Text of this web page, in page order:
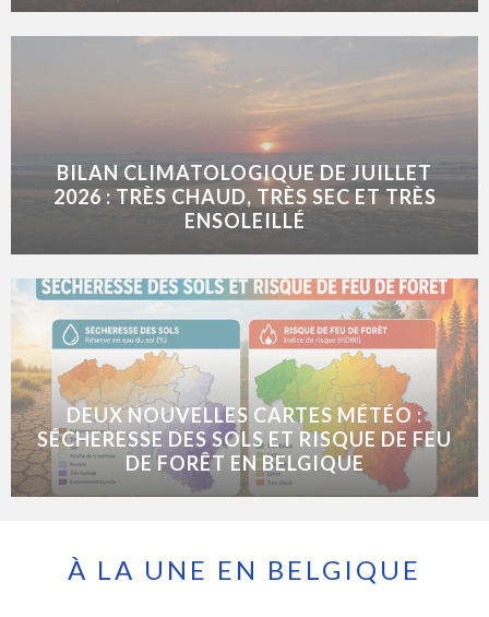
BILAN CLIMATOLOGIQUE DE JUILLET
2026 : TRÈS CHAUD, TRÈS SEC ET TRÈS
ENSOLEILLÉ
DEUX NOUVELLES CARTES MÉTÉO :
SÉCHERESSE DES SOLS ET RISQUE DE FEU
DE FORÊT EN BELGIQUE
À LA UNE EN BELGIQUE